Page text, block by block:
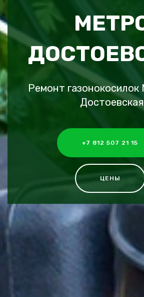
Ремонт газонокосилок
Достоевская
+7 812 507 21 15
ЦЕНЫ